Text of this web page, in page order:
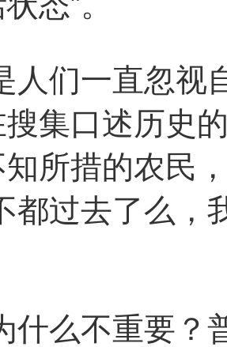
们一直忽视
集口述历史
所措的农民
都过去了么，
么不重要？